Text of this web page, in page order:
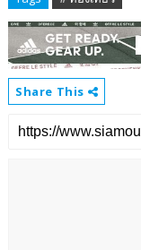
Share This